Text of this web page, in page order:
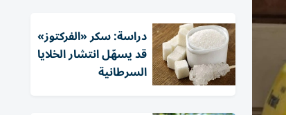
دراسة: سكر «الفركتوز»
قد يسهّل انتشار الخلايا
السرطانية